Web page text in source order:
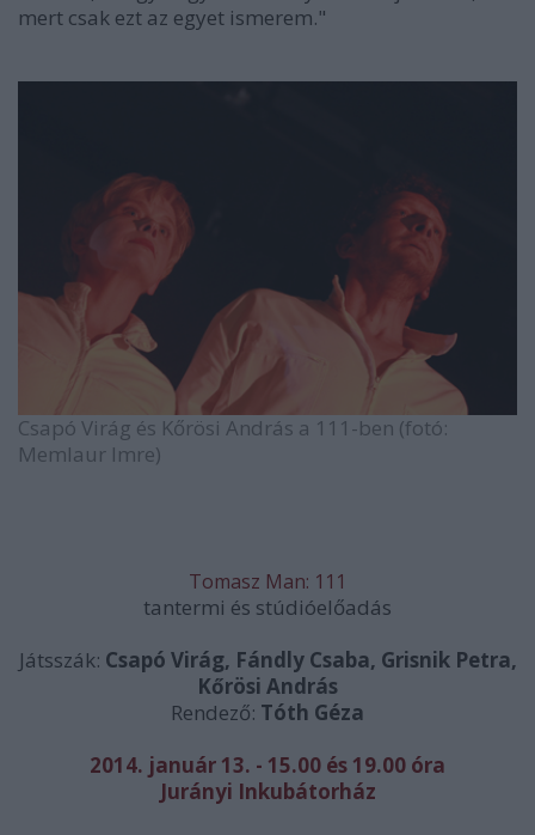
mert csak ezt az egyet ismerem."
Csapó Virág és Kőrösi András a 111-ben (fotó:
Memlaur Imre)
Tomasz Man: 111
tantermi és stúdióelőadás
Játsszák: Csapó Virág, Fándly Csaba, Grisnik Petra,
Kőrösi András
Rendező: Tóth Géza
2014. január 13. - 15.00 és 19.00 óra
Jurányi Inkubátorház